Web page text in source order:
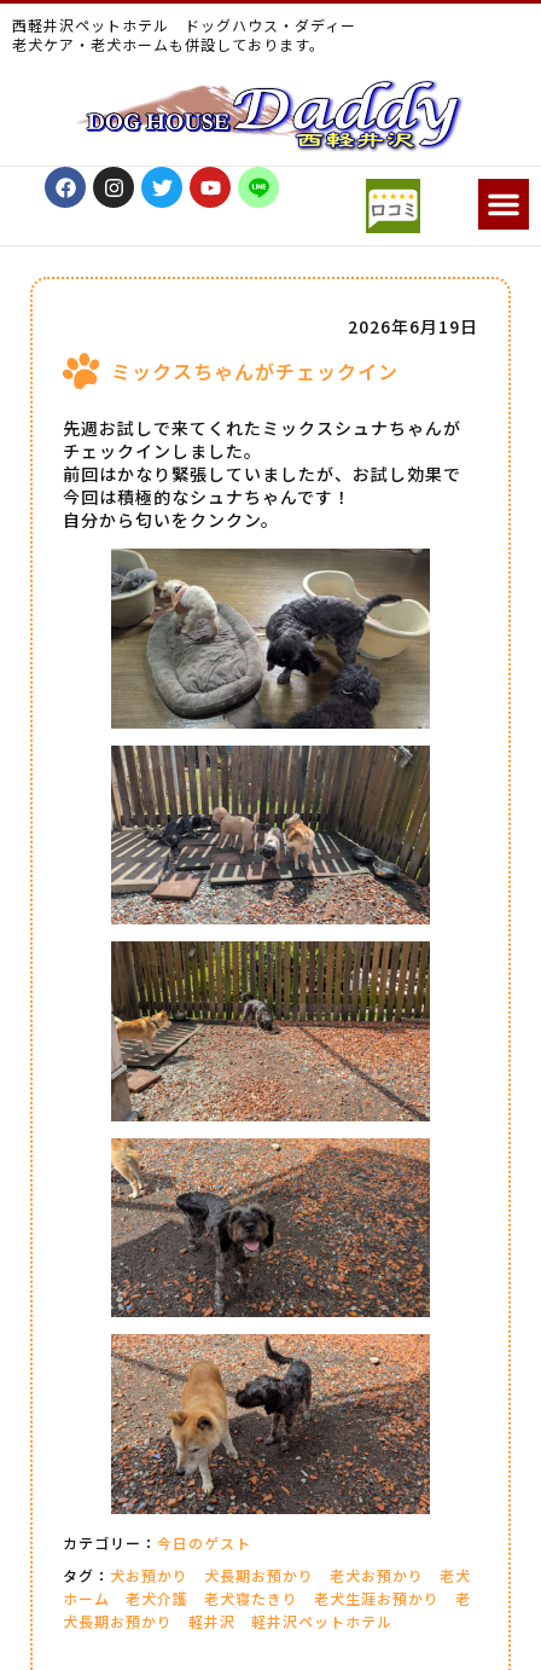
西軽井沢ペットホテル ドッグハウス・ダディー
老犬ケア・老犬ホームも併設しております。
ミックスちゃんがチェックイン
2026年6月19日
先週お試しで来てくれたミックスシュナちゃんが
チェックインしました。
前回はかなり緊張していましたが、お試し効果で
今回は積極的なシュナちゃんです！
自分から匂いをクンクン。
カテゴリー： 今日のゲスト
タグ： 犬お預かり 犬長期お預かり 老犬お預かり
老犬
ホーム
老犬介護 老犬寝たきり 老犬生涯お預かり
老
犬長期お預かり
軽井沢 軽井沢ペットホテル